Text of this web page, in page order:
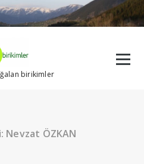
birikimler
Nevzat ÖZKAN